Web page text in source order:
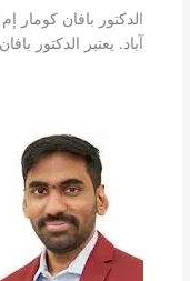
الدكتور بافان كومار
آباد. يعتبر الدكتور